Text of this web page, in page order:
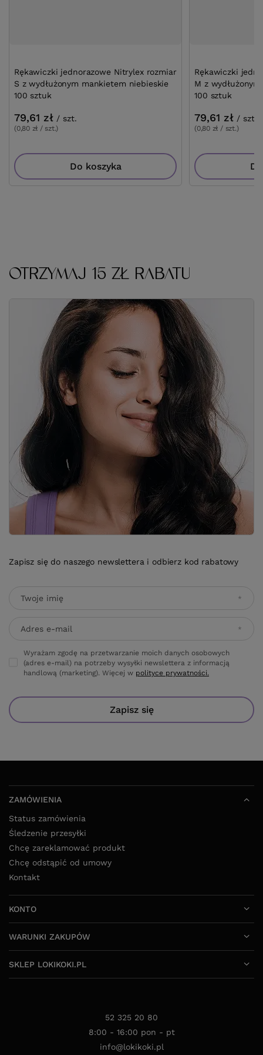
Rękawiczki jednorazowe Nitrylex rozmiar
S z wydłużonym mankietem niebieskie
100 sztuk
79,61 zł / szt.
(0,80 zł / szt.)
Do koszyka
Rękawiczki
M z
100 sztuk
79,61 zł / szt.
(0,80 zł / szt.)
OTRZYMAJ 15 ZŁ RABATU
Zapisz się do naszego newslettera i odbierz kod rabatowy
Twoje imię
Adres e-mail
Wyrażam zgodę na przetwarzanie moich danych osobowych
(adres e-mail) na potrzeby wysyłki newslettera z informacją
handlową (marketing). Więcej w polityce prywatności.
Zapisz się
ZAMÓWIENIA
Status zamówienia
Śledzenie przesyłki
Chcę zareklamować produkt
Chcę odstąpić od umowy
Kontakt
KONTO
WARUNKI ZAKUPÓW
SKLEP LOKIKOKI.PL
52 325 20 80
8:00 - 16:00 pon - pt
info@lokikoki.pl